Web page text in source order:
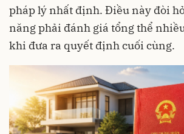
pháp lý nhất định. Điều này đòi
năng phải đánh giá tổng thể
khi đưa ra quyết định cuối cùng.